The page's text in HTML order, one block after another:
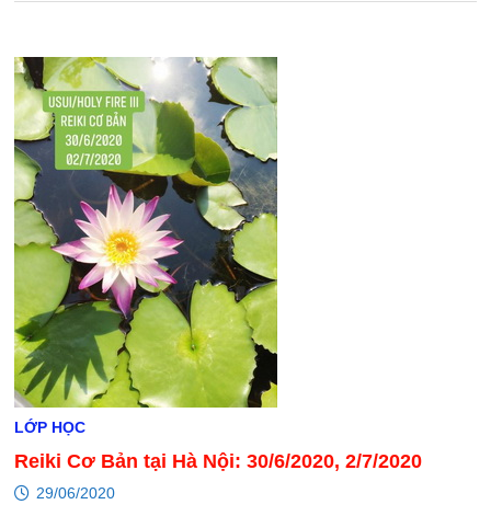
LỚP HỌC
Reiki Cơ Bản tại Hà Nội: 30/6/2020, 2/7/2020
29/06/2020